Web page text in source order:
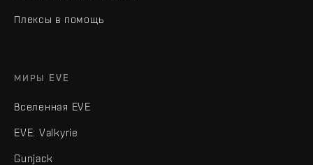
Плексы в помощь
МИРЫ EVE
Вселенная EVE
EVE: Valkyrie
Gunjack